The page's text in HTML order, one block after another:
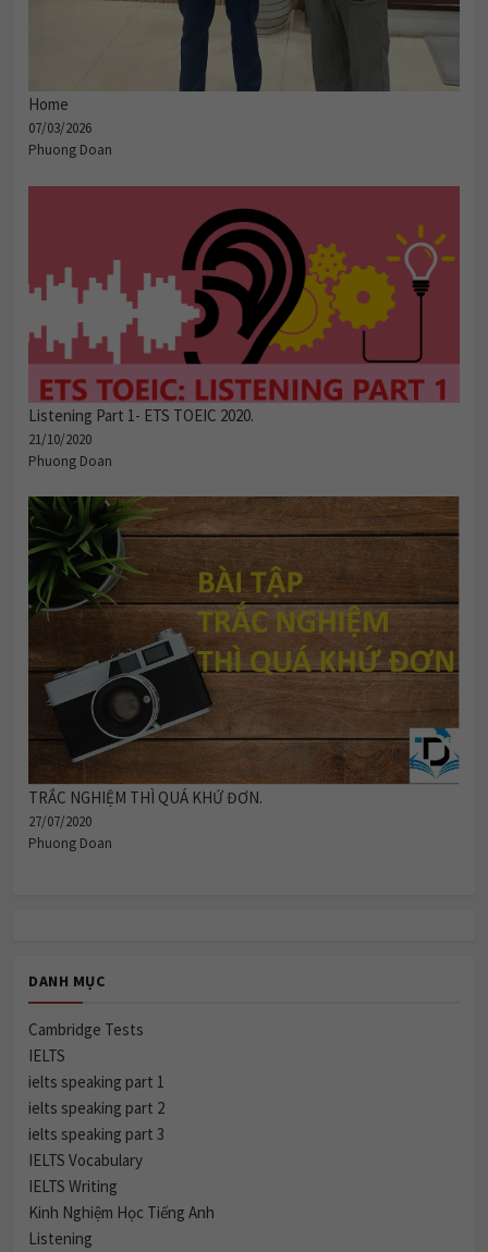
Home
07/03/2026
Phuong Doan
Listening Part 1- ETS TOEIC 2020.
21/10/2020
Phuong Doan
TRẮC NGHIỆM THÌ QUÁ KHỨ ĐƠN.
27/07/2020
Phuong Doan
DANH MỤC
Cambridge Tests
IELTS
ielts speaking part 1
ielts speaking part 2
ielts speaking part 3
IELTS Vocabulary
IELTS Writing
Kinh Nghiệm Học Tiếng Anh
Listening